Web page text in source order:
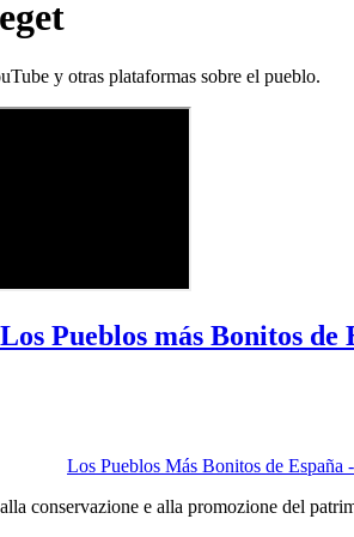
y otras plataformas sobre el pueblo.
Pueblos más Bonitos de
Los Pueblos Más Bonitos de España
conservazione e alla promozione del